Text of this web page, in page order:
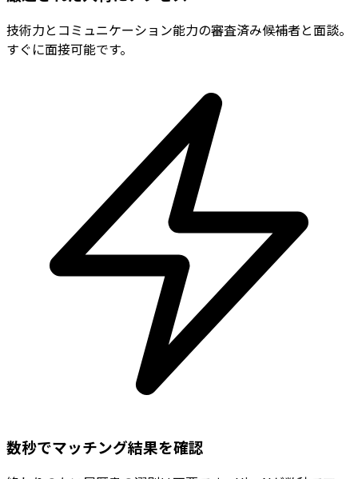
技術力とコミュニケーション能力の審査済み候補者と面談。
すぐに面接可能です。
数秒でマッチング結果を確認